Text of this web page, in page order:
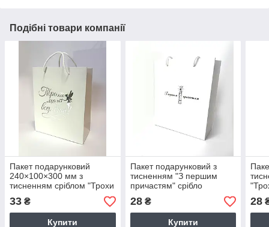
Подібні товари компанії
Пакет подарунковий
240×100×300 мм з
тисненням сріблом "Трохи
магії всередині"
33 ₴
Купити
Пакет подарунковий з
тисненням "З першим
причастям" срібло
(24*20*9)
28₴
Купити
28